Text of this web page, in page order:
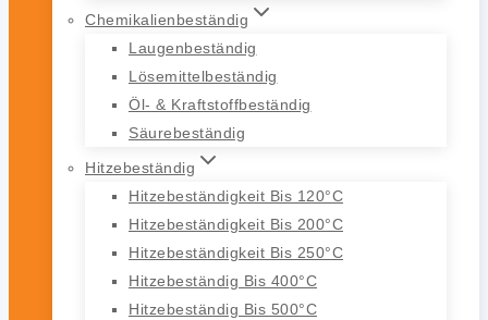
Chemikalienbeständig
Laugenbeständig
Lösemittelbeständig
Öl- & Kraftstoffbeständig
Säurebeständig
Hitzebeständig
Hitzebeständigkeit Bis 120°C
Hitzebeständigkeit Bis 200°C
Hitzebeständigkeit Bis 250°C
Hitzebeständig Bis 400°C
Hitzebeständig Bis 500°C